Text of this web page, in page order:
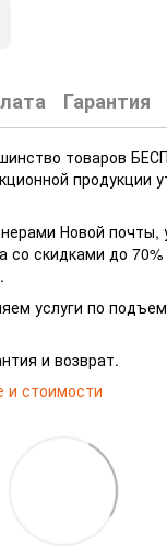
Гарантия
товаров
продукции
Новой почты,
со скидками до
услуги по
и возврат.
и стоимости